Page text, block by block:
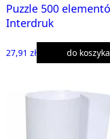
Puzzle 500
Interdruk
27,91 zł do koszyka